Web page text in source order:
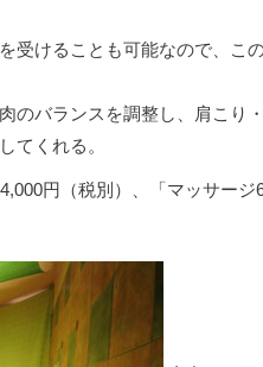
受けることも可能なので、こ
のバランスを調整し、肩こり
てくれる。
円（税別）、「マッサー